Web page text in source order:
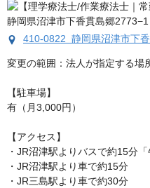
410-0822 静岡県沼津市下
変更の範囲：法人が指定する場
【駐車場】
有（月3,000円）
【アクセス】
・JR沼津駅よりバスで約15分
・JR沼津駅より車で約15分
・JR三島駅より車で約30分